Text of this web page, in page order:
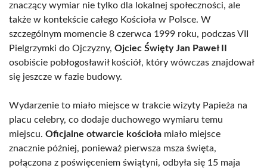
znaczący wymiar nie tylko dla lokalnej społeczności, ale
także w kontekście całego Kościoła w Polsce. W
szczególnym momencie 8 czerwca 1999 roku, podczas VII
Pielgrzymki do Ojczyzny, Ojciec Święty Jan Paweł II
osobiście pobłogosławił kościół, który wówczas znajdował
się jeszcze w fazie budowy.
Wydarzenie to miało miejsce w trakcie wizyty Papieża na
placu celebry, co dodaje duchowego wymiaru temu
miejscu. Oficjalne otwarcie kościoła miało miejsce
znacznie później, ponieważ pierwsza msza święta,
połączona z poświęceniem świątyni, odbyła się 15 maja